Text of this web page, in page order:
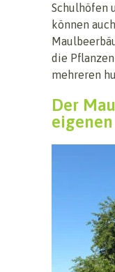
Schulhöfen
können
die
mehreren
Der